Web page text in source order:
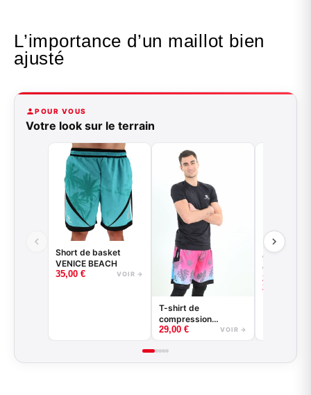
L’importance d’un maillot bien
ajusté
POUR VOUS
Votre look sur le terrain
Short de basket
VENICE BEACH
35,00 € VOIR →
T-shirt de
compression
basketball - Good
29,00 € VOIR →
Collant 3/4
Game -
-
22,00
25,00